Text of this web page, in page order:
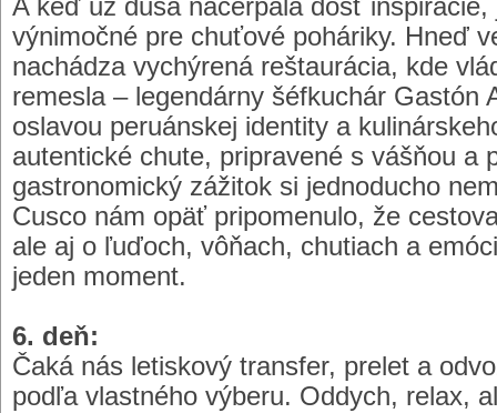
A keď už duša načerpala dosť
výnimočné pre chuťové poháriky. Hneď
nachádza vychýrená reštaurácia, kde
remesla – legendárny šéfkuchár Gastón
oslavou peruánskej identity a
autentické chute, pripravené s vášňou a
gastronomický zážitok si jednoducho
Cusco nám opäť pripomenulo, že
ale aj o ľuďoch, vôňach, chutiach a
jeden moment.
6. deň:
Čaká nás letiskový transfer, prelet a
podľa vlastného výberu. Oddych, relax,